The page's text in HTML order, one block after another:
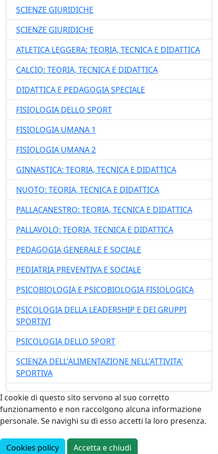
SCIENZE GIURIDICHE
SCIENZE GIURIDICHE
ATLETICA LEGGERA: TEORIA, TECNICA E DIDATTICA
CALCIO: TEORIA, TECNICA E DIDATTICA
DIDATTICA E PEDAGOGIA SPECIALE
FISIOLOGIA DELLO SPORT
FISIOLOGIA UMANA 1
FISIOLOGIA UMANA 2
GINNASTICA: TEORIA, TECNICA E DIDATTICA
NUOTO: TEORIA, TECNICA E DIDATTICA
PALLACANESTRO: TEORIA, TECNICA E DIDATTICA
PALLAVOLO: TEORIA, TECNICA E DIDATTICA
PEDAGOGIA GENERALE E SOCIALE
PEDIATRIA PREVENTIVA E SOCIALE
PSICOBIOLOGIA E PSICOBIOLOGIA FISIOLOGICA
PSICOLOGIA DELLA LEADERSHIP E DEI GRUPPI
SPORTIVI
PSICOLOGIA DELLO SPORT
SCIENZA DELL'ALIMENTAZIONE NELL'ATTIVITA'
SPORTIVA
I cookie di questo sito servono al suo corretto
funzionamento e non raccolgono alcuna informazione
personale. Se navighi su di esso accetti la loro presenza.
Cookies policy Accetta e chiudi